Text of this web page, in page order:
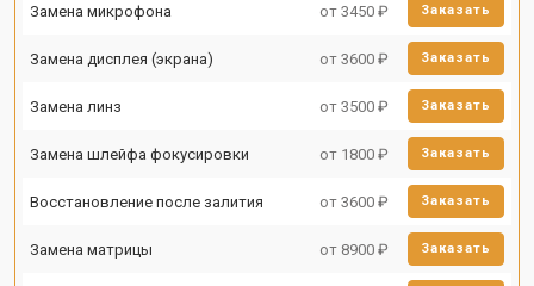
Замена микрофона от 3450 ₽ Заказать
Замена дисплея (экрана) от 3600 ₽ Заказать
Замена линз от 3500 ₽ Заказать
Замена шлейфа фокусировки от 1800 ₽ Заказать
Восстановление после залития от 3600 ₽ Заказать
Замена матрицы от 8900 ₽ Заказать